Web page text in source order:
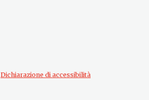
Dichiarazione di accessibilità